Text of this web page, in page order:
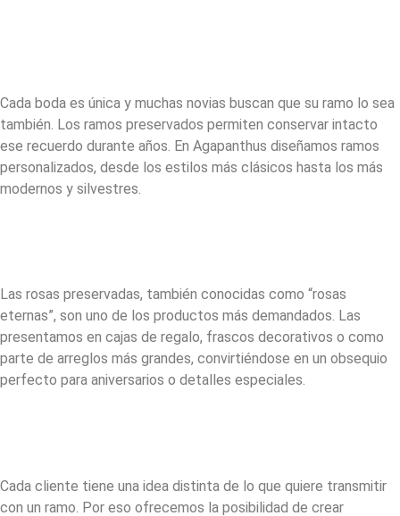
Cada boda es única y muchas novias buscan que su ramo lo sea
también. Los ramos preservados permiten conservar intacto
ese recuerdo durante años. En Agapanthus diseñamos ramos
personalizados, desde los estilos más clásicos hasta los más
modernos y silvestres.
Las rosas preservadas, también conocidas como “rosas
eternas”, son uno de los productos más demandados. Las
presentamos en cajas de regalo, frascos decorativos o como
parte de arreglos más grandes, convirtiéndose en un obsequio
perfecto para aniversarios o detalles especiales.
Cada cliente tiene una idea distinta de lo que quiere transmitir
con un ramo. Por eso ofrecemos la posibilidad de crear